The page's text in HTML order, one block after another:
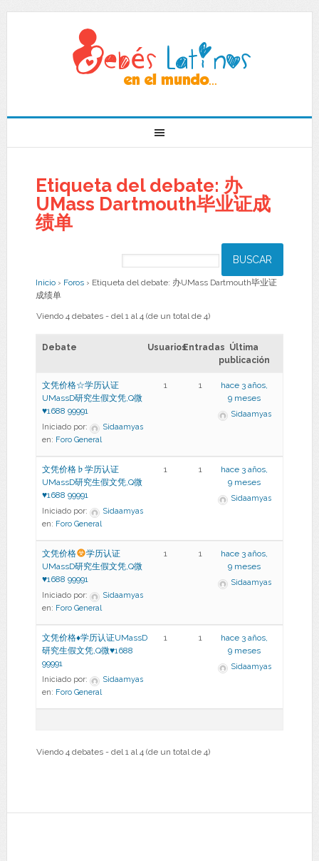
Etiqueta del debate: 办
UMass Dartmouth毕业证成
绩单
Inicio › Foros › Etiqueta del debate: 办UMass Dartmouth毕业证
成绩单
Viendo 4 debates - del 1 al 4 (de un total de 4)
Debate UsuariosEntradas Última
publicación
文凭价格☆学历认证
UMassD研究生假文凭,Q微
♥1688 99991
Iniciado por:
Sidaamyas
en: Foro General
1 1
hace 3 años,
9 meses
Sidaamyas
文凭价格♭学历认证
UMassD研究生假文凭,Q微
♥1688 99991
Iniciado por:
Sidaamyas
en: Foro General
1 1
hace 3 años,
9 meses
Sidaamyas
文凭价格
学历认证
UMassD研究生假文凭,Q微
♥1688 99991
Iniciado por:
Sidaamyas
en: Foro General
1 1
hace 3 años,
9 meses
Sidaamyas
文凭价格♦学历认证UMassD
研究生假文凭,Q微♥1688
99991
Iniciado por:
Sidaamyas
en: Foro General
1 1
hace 3 años,
9 meses
Sidaamyas
Viendo 4 debates - del 1 al 4 (de un total de 4)